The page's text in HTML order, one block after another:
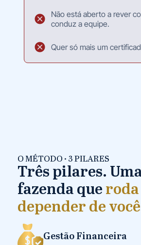
Não está aberto a rever
conduz a equipe.
Quer só mais um
O MÉTODO · 3 PILARES
Três pilares.
fazenda que roda
depender de
Gestão Financeira